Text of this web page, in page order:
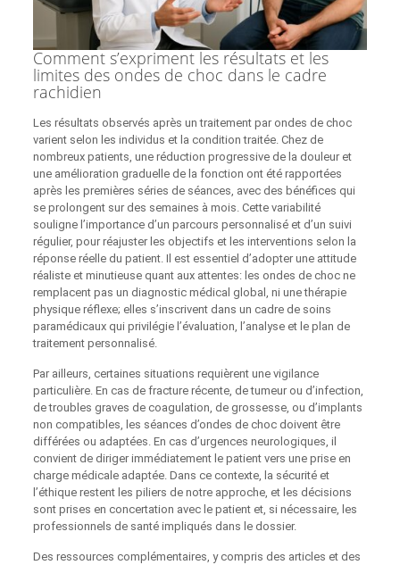
Comment s’expriment les résultats et les
limites des ondes de choc dans le cadre
rachidien
Les résultats observés après un traitement par ondes de choc
varient selon les individus et la condition traitée. Chez de
nombreux patients, une réduction progressive de la douleur et
une amélioration graduelle de la fonction ont été rapportées
après les premières séries de séances, avec des bénéfices qui
se prolongent sur des semaines à mois. Cette variabilité
souligne l’importance d’un parcours personnalisé et d’un suivi
régulier, pour réajuster les objectifs et les interventions selon la
réponse réelle du patient. Il est essentiel d’adopter une attitude
réaliste et minutieuse quant aux attentes: les ondes de choc ne
remplacent pas un diagnostic médical global, ni une thérapie
physique réflexe; elles s’inscrivent dans un cadre de soins
paramédicaux qui privilégie l’évaluation, l’analyse et le plan de
traitement personnalisé.
Par ailleurs, certaines situations requièrent une vigilance
particulière. En cas de fracture récente, de tumeur ou d’infection,
de troubles graves de coagulation, de grossesse, ou d’implants
non compatibles, les séances d’ondes de choc doivent être
différées ou adaptées. En cas d’urgences neurologiques, il
convient de diriger immédiatement le patient vers une prise en
charge médicale adaptée. Dans ce contexte, la sécurité et
l’éthique restent les piliers de notre approche, et les décisions
sont prises en concertation avec le patient et, si nécessaire, les
professionnels de santé impliqués dans le dossier.
Des ressources complémentaires, y compris des articles et des